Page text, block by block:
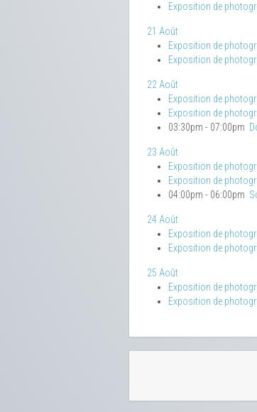
Exposition de
21 Août
Exposition de
Exposition de
22 Août
Exposition de
Exposition de
03:30pm - 07:00pm
23 Août
Exposition de
Exposition de
04:00pm - 06:00pm
24 Août
Exposition de
Exposition de
25 Août
Exposition de
Exposition de